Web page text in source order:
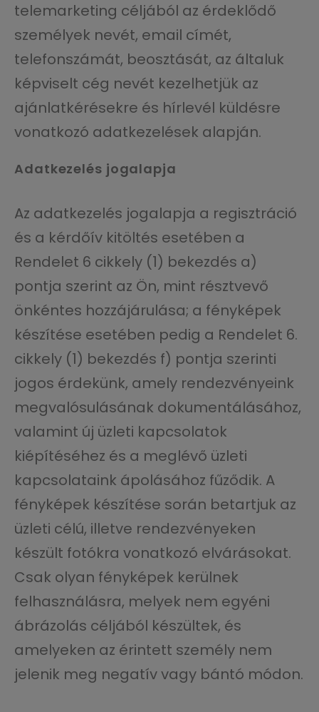
telemarketing céljából az érdeklődő
személyek nevét, email címét,
telefonszámát, beosztását, az általuk
képviselt cég nevét kezelhetjük az
ajánlatkérésekre és hírlevél küldésre
vonatkozó adatkezelések alapján.
Adatkezelés jogalapja
Az adatkezelés jogalapja a regisztráció
és a kérdőív kitöltés esetében a
Rendelet 6 cikkely (1) bekezdés a)
pontja szerint az Ön, mint résztvevő
önkéntes hozzájárulása; a fényképek
készítése esetében pedig a Rendelet 6.
cikkely (1) bekezdés f) pontja szerinti
jogos érdekünk, amely rendezvényeink
megvalósulásának dokumentálásához,
valamint új üzleti kapcsolatok
kiépítéséhez és a meglévő üzleti
kapcsolataink ápolásához fűződik. A
fényképek készítése során betartjuk az
üzleti célú, illetve rendezvényeken
készült fotókra vonatkozó elvárásokat.
Csak olyan fényképek kerülnek
felhasználásra, melyek nem egyéni
ábrázolás céljából készültek, és
amelyeken az érintett személy nem
jelenik meg negatív vagy bántó módon.